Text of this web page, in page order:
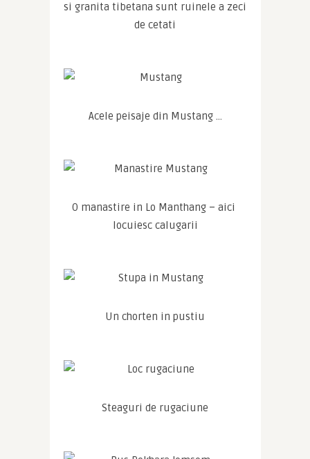
si granita tibetana sunt ruinele a zeci
de cetati
Acele peisaje din Mustang …
O manastire in Lo Manthang – aici
locuiesc calugarii
Un chorten in pustiu
Steaguri de rugaciune